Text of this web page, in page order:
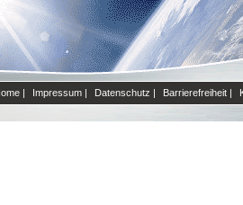
| Impressum | Datenschutz | Barrierefreiheit |